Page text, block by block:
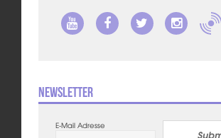
Newsletter
E-Mail Adresse